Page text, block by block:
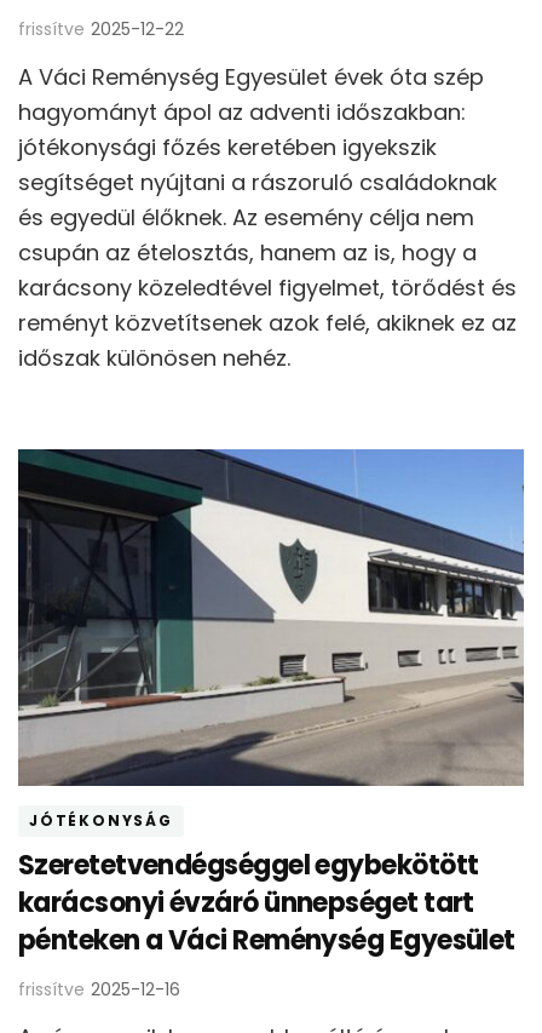
frissítve 2025-12-22
A Váci Reménység Egyesület évek óta szép
hagyományt ápol az adventi időszakban:
jótékonysági főzés keretében igyekszik
segítséget nyújtani a rászoruló családoknak
és egyedül élőknek. Az esemény célja nem
csupán az ételosztás, hanem az is, hogy a
karácsony közeledtével figyelmet, törődést és
reményt közvetítsenek azok felé, akiknek ez az
időszak különösen nehéz.
JÓTÉKONYSÁG
Szeretetvendégséggel egybekötött
karácsonyi évzáró ünnepséget tart
pénteken a Váci Reménység Egyesület
frissítve 2025-12-16